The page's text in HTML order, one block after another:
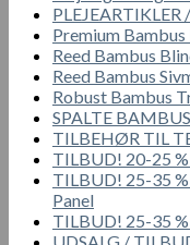
Premium
Reed Bambus
Reed Bambus
Robust Bambus
SPALTE
TILBEHØR TIL
TILBUD! 20-25 %
TILBUD! 25-35
Panel
TILBUD! 25-35